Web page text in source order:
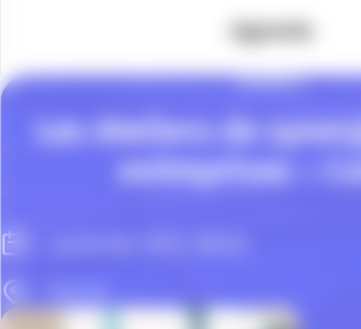
Agenda
BUSINESS
Les Ateliers de
entreprises –
Carros